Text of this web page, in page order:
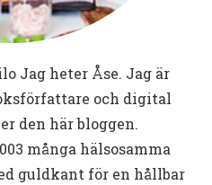
Jag heter Åse. Jag är
och digital
den här bloggen.
många hälsosamma
guldkant för en hållbar